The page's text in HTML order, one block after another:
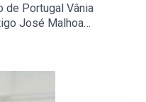
de Portugal Vânia
José Malhoa
querido estamos tu
tam tamRomana
é bom gostar de
Charles azenavour hier